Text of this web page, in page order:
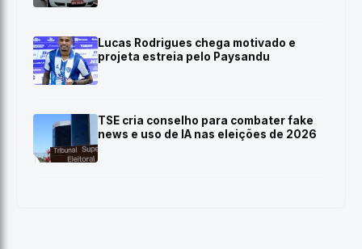
Lucas Rodrigues chega motivado e
projeta estreia pelo Paysandu
TSE cria conselho para combater fake
news e uso de IA nas eleições de 2026